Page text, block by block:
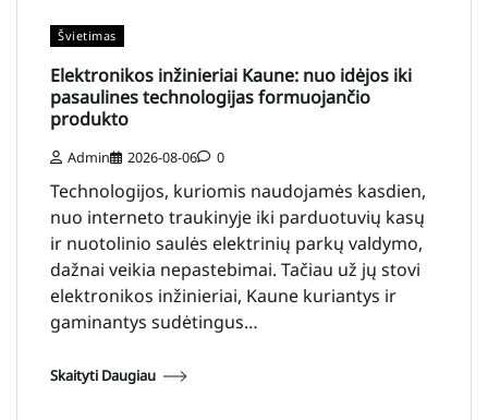
Švietimas
Elektronikos inžinieriai Kaune: nuo idėjos iki
pasaulines technologijas formuojančio
produkto
Admin 2026-08-06 0
Technologijos, kuriomis naudojamės kasdien,
nuo interneto traukinyje iki parduotuvių kasų
ir nuotolinio saulės elektrinių parkų valdymo,
dažnai veikia nepastebimai. Tačiau už jų stovi
elektronikos inžinieriai, Kaune kuriantys ir
gaminantys sudėtingus…
Skaityti Daugiau